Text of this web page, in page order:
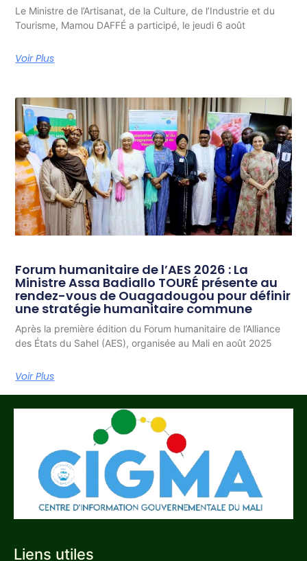
Le Ministre de l’Artisanat, de la Culture, de l’Industrie et du
Tourisme, Mamou DAFFÉ a participé, le jeudi 6 août
Voir Plus
Forum humanitaire de l’AES 2026 : La
Ministre Assa Badiallo TOURÉ présente au
rendez-vous de Ouagadougou pour définir
une stratégie humanitaire commune
Après la première édition du Forum humanitaire de l’Alliance
des États du Sahel (AES), organisée au Mali en août 2025
Voir Plus
Liens utiles